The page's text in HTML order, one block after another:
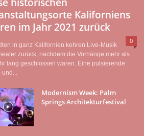
Kaliforniens
im Jahr 2021 zurück
0
in ganz Kalifornien kehren Live-Musik
zurück, nachdem die Vorhänge mehr als
lang geschlossen waren. Eine pulsierende
Modernism Week: Palm
Springs Architekturfestival